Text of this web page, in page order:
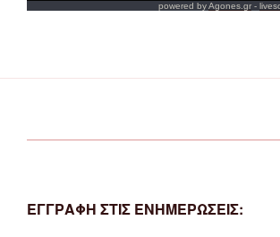
powered byAgones.gr -
ΕΓΓΡΑΦΗ ΣΤΙΣ ΕΝΗΜΕΡΩΣΕΙΣ: